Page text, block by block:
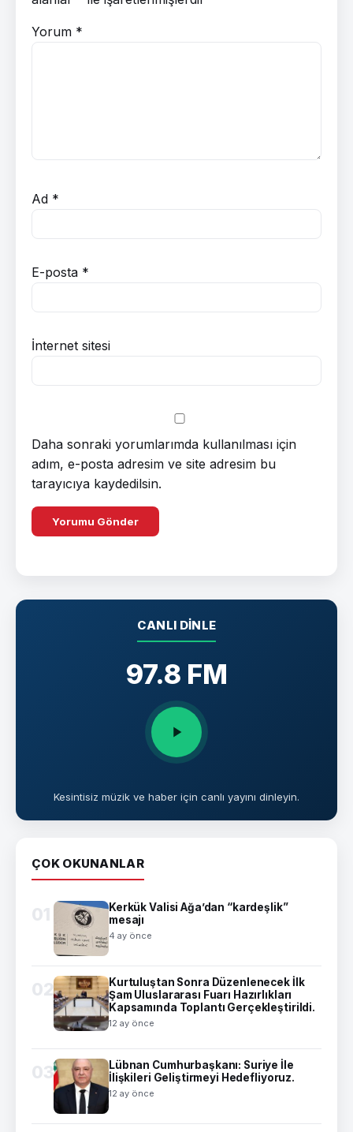
Yorum *
Ad *
E-posta *
İnternet sitesi
Daha sonraki yorumlarımda kullanılması için
adım, e-posta adresim ve site adresim bu
tarayıcıya kaydedilsin.
CANLI DINLE
97.8 FM
Kesintisiz müzik ve haber için canlı yayını dinleyin.
ÇOK OKUNANLAR
01
Kerkük Valisi Ağa’dan “kardeşlik”
mesajı
4 ay önce
02
Kurtuluştan Sonra Düzenlenecek İlk
Şam Uluslararası Fuarı Hazırlıkları
Kapsamında Toplantı Gerçekleştirildi.
12 ay önce
03
Lübnan Cumhurbaşkanı: Suriye İle
İlişkileri Geliştirmeyi Hedefliyoruz.
12 ay önce